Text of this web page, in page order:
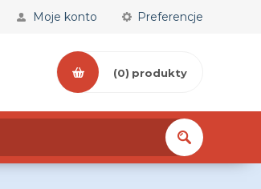
Preferencje
Moje konto
(0) produkty